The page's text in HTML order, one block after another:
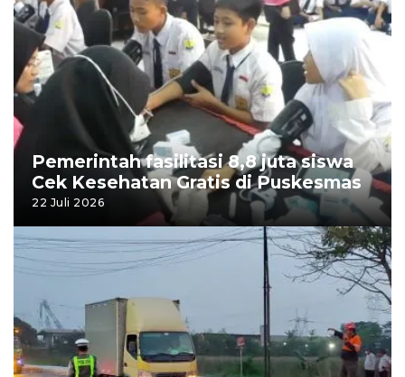
Pemerintah fasilitasi 8,8 juta siswa
Cek Kesehatan Gratis di Puskesmas
22 Juli 2026